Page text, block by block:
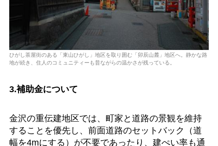
ひがし茶屋街のある「東山ひがし」地区を取り囲む「卯辰山麓」地区へ。静かな路
地が続き、住人のコミュニティーも昔ながらの温かさが残っている。
3.補助金について
金沢の重伝建地区では、町家と道路の景観を維持
することを優先し、前面道路のセットバック（道
幅を4mにする）が不要であったり、建ぺい率も通